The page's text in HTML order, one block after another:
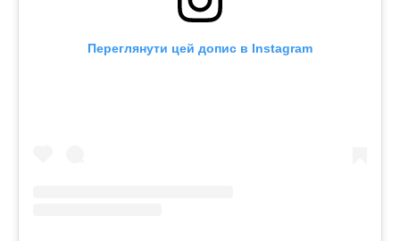
Переглянути цей допис в Instagram